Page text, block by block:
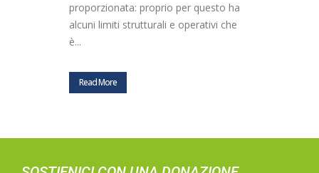
proporzionata: proprio per questo ha
alcuni limiti strutturali e operativi che
è...
Read More